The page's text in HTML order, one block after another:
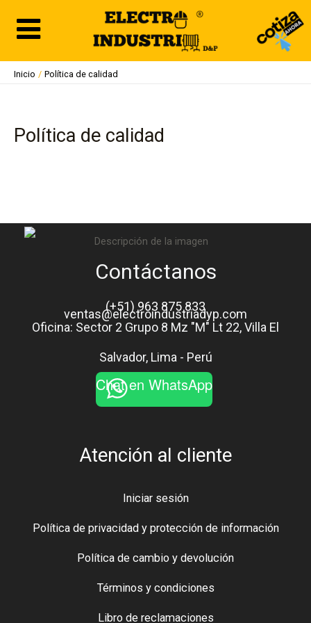
contenido
Inicio Política de calidad
Política de calidad
Contáctanos
(+51) 963 875 833
ventas@electroindustriadyp.com
Oficina: Sector 2 Grupo 8 Mz "M" Lt 22, Villa El
Salvador, Lima - Perú
Chat en WhatsApp
Atención al cliente
Iniciar sesión
Política de privacidad y protección de información
Política de cambio y devolución
Términos y condiciones
Libro de reclamaciones